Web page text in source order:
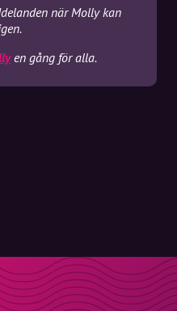
när Molly kan
en gång för alla.